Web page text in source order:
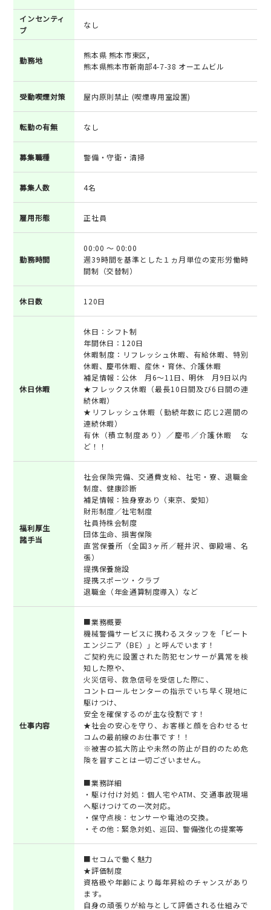
インセンティ
ブ
なし
勤務地
熊本県 熊本市東区,
熊本県熊本市新南部4-7-38 オーエムビル
受動喫煙対策 屋内原則禁止 (喫煙専用室設置)
転勤の有無 なし
募集職種 警備・守衛・清掃
募集人数 4名
雇用形態 正社員
勤務時間
00:00 ～ 00:00
週39時間を基準とした１ヵ月単位の変形労働時
間制（交替制）
休日数 120日
休日休暇
休日：シフト制
年間休日：120日
休暇制度：リフレッシュ休暇、有給休暇、特別
休暇、慶弔休暇、産休・育休、介護休暇
補足情報：公休 月6～11日、明休 月9日以内
★フレックス休暇（最長10日間及び6日間の連
続休暇）
★リフレッシュ休暇（勤続年数に応じ2週間の
連続休暇）
有休（積立制度あり）／慶弔／介護休暇 な
ど！！
福利厚生
諸手当
社会保険完備、交通費支給、社宅・寮、退職金
制度、健康診断
補足情報：独身寮あり（東京、愛知）
財形制度／社宅制度
社員持株会制度
団体生命、損害保険
直営保養所（全国3ヶ所／軽井沢、御殿場、名
張）
提携保養施設
提携スポーツ・クラブ
退職金（年金通算制度導入）など
仕事内容
■業務概要
機械警備サービスに携わるスタッフを「ビート
エンジニア（BE）」と呼んでいます！
ご契約先に設置された防犯センサーが異常を検
知した際や、
火災信号、救急信号を受信した際に、
コントロールセンターの指示でいち早く現地に
駆けつけ、
安全を確保するのが主な役割です！
★社会の安心を守り、お客様と顔を合わせるセ
コムの最前線のお仕事です！！
※被害の拡大防止や未然の防止が目的のため危
険を冒すことは一切ございません。
■業務詳細
・駆け付け対処：個人宅やATM、交通事故現場
へ駆けつけての一次対応。
・保守点検：センサーや電池の交換。
・その他：緊急対処、巡回、警備強化の提案等
■セコムで働く魅力
★評価制度
資格級や年齢により毎年昇給のチャンスがあり
ます。
自身の頑張りが給与として評価される仕組みで